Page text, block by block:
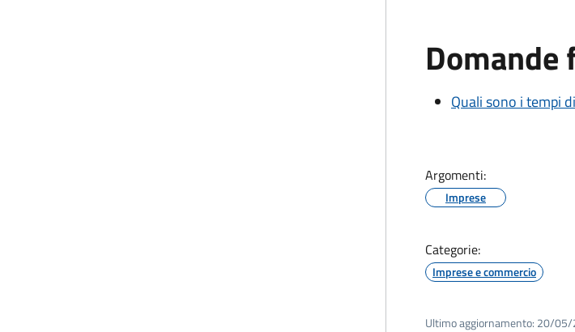
Quali sono i tempi
Argomenti:
Imprese
Categorie:
Imprese e commercio
Ultimo aggiornamento: 20/05/